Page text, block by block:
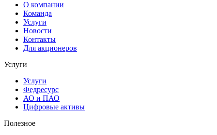
О компании
Команда
Услуги
Новости
Контакты
Для акционеров
Услуги
Услуги
Федресурс
АО и ПАО
Цифровые активы
Полезное